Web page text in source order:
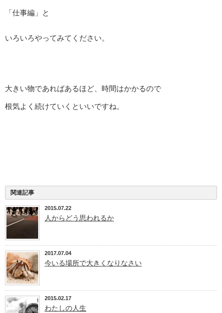
「仕事編」と
いろいろやってみてください。
大きい物であればあるほど、時間はかかるので
根気よく続けていくといいですね。
関連記事
2015.07.22
人からどう思われるか
2017.07.04
今いる場所で大きくなりなさい
2015.02.17
わたしの人生